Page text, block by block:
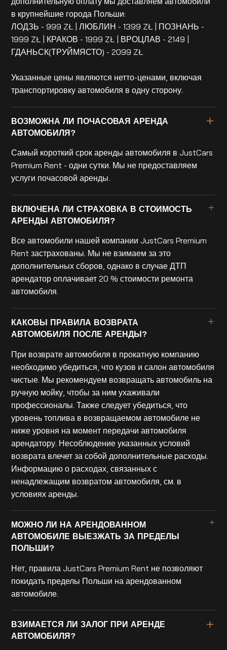
в крупнейшие города Польши:
ЛОДЗЬ - 999 ZŁ | ЛЮБЛИН - 1399 ZŁ | ПОЗНАНЬ -
1999 ZŁ | КРАКОВ - 1999 ZŁ | ВРОЦЛАВ - 2149 |
ГДАНЬСК(ТРУЙМЯСТО) - 2099 ZŁ
Указанные цены являются нетто-ценами, включая
транспортировку автомобиля в одну сторону.
ВОЗМОЖНА ЛИ ПОЧАСОВАЯ АРЕНДА
АВТОМОБИЛЯ?
Самый короткий срок аренды автомобиля в JustCars
Premium Rent - одни сутки. Мы не предоставляем
услуги почасовой аренды.
ВКЛЮЧЕНА ЛИ СТРАХОВКА В СТОИМОСТЬ
АРЕНДЫ АВТОМОБИЛЯ?
Все автомобили нашей компании JustCars Premium
Rent застрахованы. Мы не взимаем за это
дополнительных сборов, однако в случае ДТП
арендатор оплачивает 20 % стоимости ремонта
автомобиля.
КАКОВЫ ПРАВИЛА ВОЗВРАТА
АВТОМОБИЛЯ ПОСЛЕ АРЕНДЫ?
При возврате автомобиля в прокатную компанию
необходимо убедиться, что кузов и салон автомобиля
чистые. Мы рекомендуем возвращать автомобиль на
ручную мойку, чтобы за ним ухаживали
профессионалы. Также следует убедиться, что
уровень топлива в возвращаемом автомобиле не
ниже уровня на момент передачи автомобиля
арендатору. Несоблюдение указанных условий
возврата влечет за собой дополнительные расходы.
Информацию о расходах, связанных с
ненадлежащим возвратом автомобиля, см. в
условиях аренды.
МОЖНО ЛИ НА АРЕНДОВАННОМ
АВТОМОБИЛЕ ВЫЕЗЖАТЬ ЗА ПРЕДЕЛЫ
ПОЛЬШИ?
Нет, правила JustCars Premium Rent не позволяют
покидать пределы Польши на арендованном
автомобиле.
ВЗИМАЕТСЯ ЛИ ЗАЛОГ ПРИ АРЕНДЕ
АВТОМОБИЛЯ?